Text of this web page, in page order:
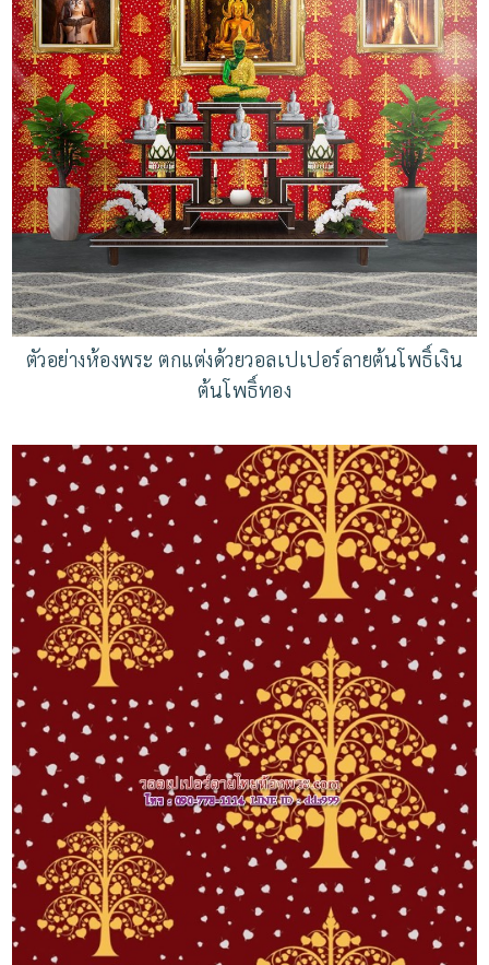
ตัวอย่างห้องพระ ตกแต่งด้วยวอลเปเปอร์ลายต้นโพธิ์เงิน
ต้นโพธิ์ทอง